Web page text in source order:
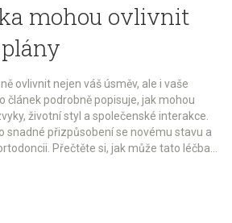
mohou ovlivnit
ovlivnit nejen váš úsměv, ale i vaše
článek podrobně popisuje, jak mohou
životní styl a společenské interakce.
snadné přizpůsobení se novému stavu a
Přečtěte si, jak může tato léčba